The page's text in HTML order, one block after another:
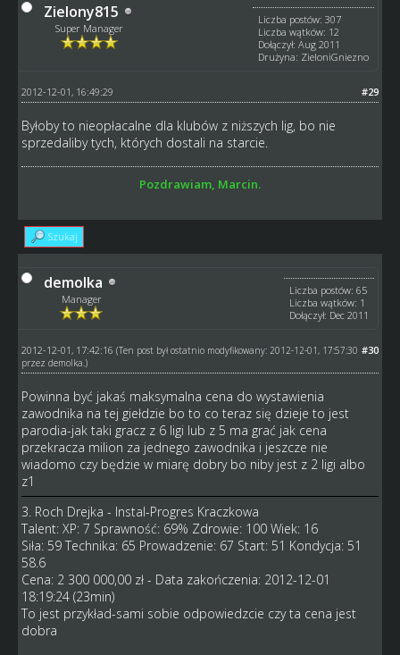
Zielony815
Super Manager
Liczba postów: 307
Liczba wątków: 12
Dołączył: Aug 2011
Drużyna: ZieloniGniezno
#29
2012-12-01, 16:49:29
Byłoby to nieopłacalne dla klubów z niższych lig, bo nie
sprzedaliby tych, których dostali na starcie.
Pozdrawiam, Marcin.
Szukaj
demolka
Manager
Liczba postów: 65
Liczba wątków: 1
Dołączył: Dec 2011
#30
2012-12-01, 17:42:16 (Ten post był ostatnio modyfikowany: 2012-12-01, 17:57:30
przez demolka .)
Powinna być jakaś maksymalna cena do wystawienia
zawodnika na tej giełdzie bo to co teraz się dzieje to jest
parodia-jak taki gracz z 6 ligi lub z 5 ma grać jak cena
przekracza milion za jednego zawodnika i jeszcze nie
wiadomo czy będzie w miarę dobry bo niby jest z 2 ligi albo
z1
3. Roch Drejka - Instal-Progres Kraczkowa
Talent: XP: 7 Sprawność: 69% Zdrowie: 100 Wiek: 16
Siła: 59 Technika: 65 Prowadzenie: 67 Start: 51 Kondycja: 51
58.6
Cena: 2 300 000,00 zł - Data zakończenia: 2012-12-01
18:19:24 (23min)
To jest przykład-sami sobie odpowiedzcie czy ta cena jest
dobra